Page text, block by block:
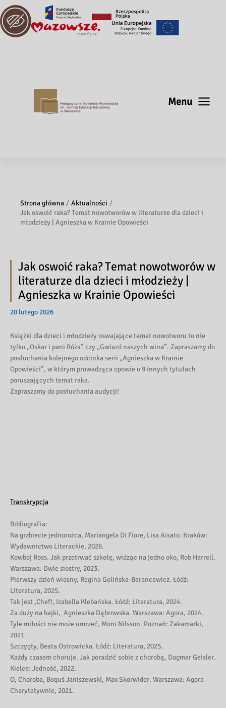
Menu
Strona główna
Aktualności
Jak oswoić raka? Temat nowotworów w literaturze dla dzieci i
młodzieży | Agnieszka w Krainie Opowieści
Jak oswoić raka? Temat nowotworów w
literaturze dla dzieci i młodzieży |
Agnieszka w Krainie Opowieści
20 lutego 2026
Książki dla dzieci i młodzieży oswajające temat nowotworu to nie
tylko „Oskar i pani Róża” czy „Gwiazd naszych wina”. Zapraszamy do
posłuchania kolejnego odcinka serii „Agnieszka w Krainie
Opowieści”, w którym prowadząca opowie o 9 innych tytułach
poruszających temat raka.
Zapraszamy do posłuchania audycji!
Transkrypcja
Bibliografia:
Na grzbiecie jednorożca, Mariangela Di Fiore, Lisa Aisato. Kraków:
Wydawnictwo Literackie, 2026.
Kowboj Ross. Jak przetrwać szkołę, widząc na jedno oko, Rob Harrell.
Warszawa: Dwie siostry, 2023.
Pierwszy dzień wiosny, Regina Golińska-Barancewicz. Łódź:
Literatura, 2025.
Tak jest ,Chef!, Izabella Klebańska. Łódź: Literatura, 2024.
Za duży na bajki, Agnieszka Dąbrowska. Warszawa: Agora, 2024.
Tyle miłości nie może umrzeć, Moni Nilsson. Poznań: Zakamarki,
2021
Szczygły, Beata Ostrowicka. Łódź: Literatura, 2025.
Każdy czasem choruje. Jak poradzić sobie z chorobą, Dagmar Geisler.
Kielce: Jedność, 2022.
O, Choroba, Boguś Janiszewski, Max Skorwider. Warszawa: Agora
Charytatywnie, 2021.